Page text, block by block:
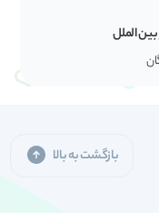
الملل
بازگشت به بالا